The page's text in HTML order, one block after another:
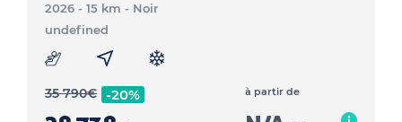
2026 - 15 km - Noir
undefined
35 790€ -20% à partir de